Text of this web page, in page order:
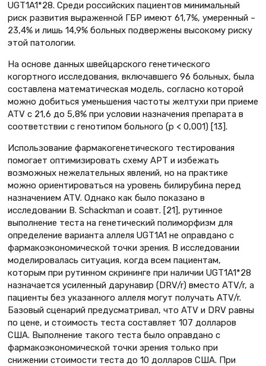
UGT1A1*28. Среди российских пациентов минимальный
риск развития выраженной ГБР имеют 61,7%, умеренный –
23,4% и лишь 14,9% больных подвержены высокому риску
этой патологии.
На основе данных швейцарского генетического
когортного исследования, включавшего 96 больных, была
составлена математическая модель, согласно которой
можно добиться уменьшения частоты желтухи при приеме
ATV с 21,6 до 5,8% при условии назначения препарата в
соответствии с генотипом больного (p < 0,001) [13].
Использование фармакогенетического тестирования
помогает оптимизировать схему АРТ и избежать
возможных нежелательных явлений, но на практике
можно ориентироваться на уровень билирубина перед
назначением ATV. Однако как было показано в
исследовании B. Schackman и соавт. [21], рутинное
выполнение теста на генетический полиморфизм для
определение варианта аллеля UGT1A1 не оправдано с
фармакоэкономической точки зрения. В исследовании
моделировалась ситуация, когда всем пациентам,
которым при рутинном скрининге при наличии UGT1A1*28
назначается усиленный дарунавир (DRV/r) вместо ATV/r, а
пациенты без указанного аллеля могут получать ATV/r.
Базовый сценарий предусматривал, что ATV и DRV равны
по цене, и стоимость теста составляет 107 долларов
США. Выполнение такого теста было оправдано с
фармакоэкономической точки зрения только при
снижении стоимости теста до 10 долларов США. При